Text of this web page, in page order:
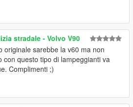
stradale - Volvo V90
originale sarebbe la v60 ma non
con questo tipo di lampeggianti va
Complimenti ;)